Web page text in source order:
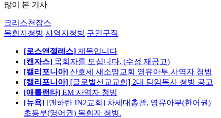
많이 본 기사
크리스천잡스
목회자청빙 사역자청빙 구인구직
[로스앤젤레스] 제목입니다
[캔자스] 목회자를 모십니다. (수정 재공고)
[캘리포니아] 산호세 새소망교회 영유아부 사역자 청빙
[캘리포니아] [글로벌선교교회] 2대 담임목사 청빙 공고
[애틀랜타] EM 사역자 청빙
[뉴욕] [맨하탄 IN2교회] 차세대총괄, 영유아부(한어권)
초등부(영어권) 목회자 청빙.